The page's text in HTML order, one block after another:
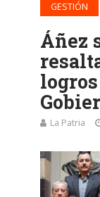
GESTIÓN
Áñez
La Patria